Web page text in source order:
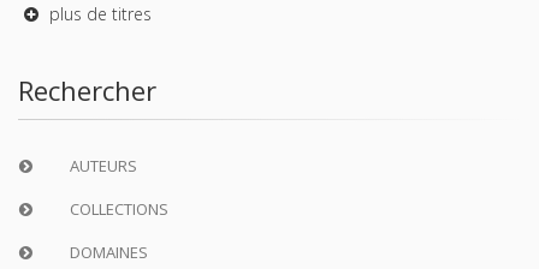
plus de titres
Rechercher
AUTEURS
COLLECTIONS
DOMAINES